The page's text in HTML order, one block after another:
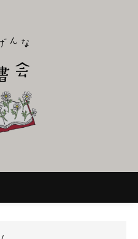
ごきげんな読
ルOK！のんびり読書会~